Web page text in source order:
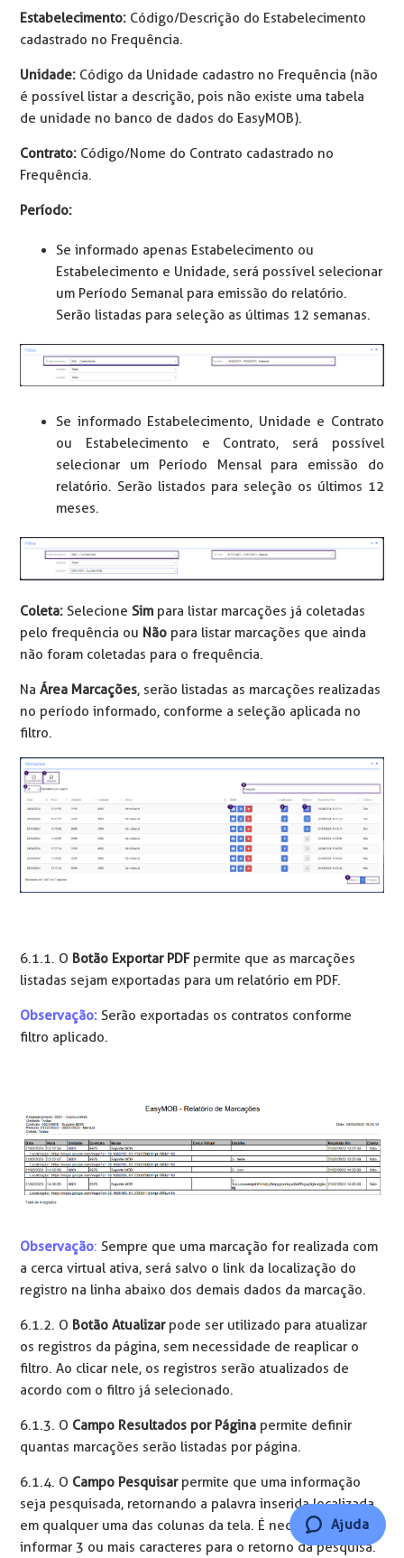
Estabelecimento: Código/Descrição do Estabelecimento
cadastrado no Frequência.
Unidade: Código da Unidade cadastro no Frequência (não
é possível listar a descrição, pois não existe uma tabela
de unidade no banco de dados do EasyMOB).
Contrato: Código/Nome do Contrato cadastrado no
Frequência.
Período:
Se informado apenas Estabelecimento ou
Estabelecimento e Unidade, será possível selecionar
um Período Semanal para emissão do relatório.
Serão listadas para seleção as últimas 12 semanas.
Se informado Estabelecimento, Unidade e Contrato
ou Estabelecimento e Contrato, será possível
selecionar um Período Mensal para emissão do
relatório. Serão listados para seleção os últimos 12
meses.
Coleta:SelecioneSim para listar marcações já coletadas
pelo frequência ou Não para listar marcações que ainda
não foram coletadas para o frequência.
NaÁrea Marcações, serão listadas as marcações realizadas
no período informado, conforme a seleção aplicada no
filtro.
6.1.1. O Botão Exportar PDFpermite que as marcações
listadas sejam exportadas para um relatório em PDF.
Observação:Serão exportadas os contratos conforme
filtro aplicado.
Observação: Sempre que uma marcação for realizada com
a cerca virtual ativa, será salvo o link da localização do
registro na linha abaixo dos demais dados da marcação.
6.1.2. O Botão Atualizarpode ser utilizado para atualizar
os registros da página, sem necessidade de reaplicar o
filtro. Ao clicar nele, os registros serão atualizados de
acordo com o filtro já selecionado.
6.1.3. O Campo Resultados por Página permite definir
quantas marcações serão listadas por página.
6.1.4. O Campo Pesquisarpermite que uma informação
seja pesquisada, retornando a palavra inserida localizada
em qualquer uma das colunas da tela. É necessário
informar 3 ou mais caracteres para o retorno da pesquisa.
Ajuda